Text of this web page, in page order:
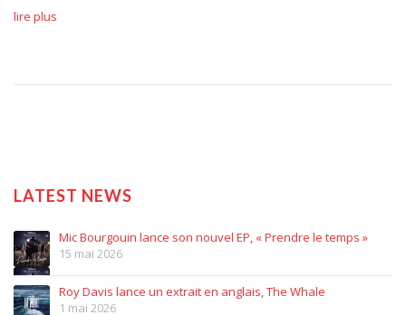
lire plus
LATEST NEWS
Mic Bourgouin lance son nouvel EP, « Prendre le temps »
15 mai 2026
Roy Davis lance un extrait en anglais, The Whale
1 mai 2026